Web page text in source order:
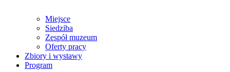
Miejsce
Siedziba
Zespół muzeum
Oferty pracy
Zbiory i wystawy
Program